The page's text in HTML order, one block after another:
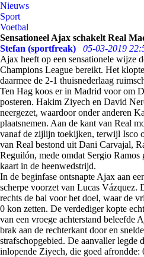
Nieuws
Sport
Voetbal
Sensationeel Ajax schakelt Real
Stefan (sportfreak)
05-03-2019
Ajax heeft op een sensationele wijze
Champions League bereikt. Het
daarmee de 2-1 thuisnederlaag
Ten Hag koos er in Madrid voor om
posteren. Hakim Ziyech en David
neergezet, waardoor onder anderen
plaatsnemen. Aan de kant van Real
vanaf de zijlijn toekijken, terwijl Isco
van Real bestond uit Dani Carvajal,
Reguilón, mede omdat Sergio
kaart in de heenwedstrijd.
In de beginfase ontsnapte Ajax aan
scherpe voorzet van Lucas Vázquez.
rechts de bal voor het doel, waar de
0 kon zetten. De verdediger kopte
van een vroege achterstand beleefde
brak aan de rechterkant door en
strafschopgebied. De aanvaller legde
inlopende Ziyech, die goed afrondde: